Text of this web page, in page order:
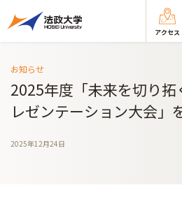
アクセス
お知らせ
2025年度「未来を切り
レゼンテーション大会」
2025年12月24日